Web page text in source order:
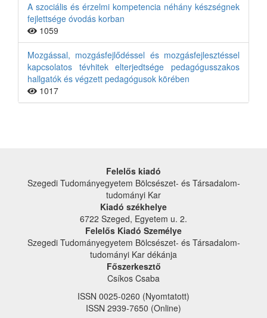
A szociális és érzelmi kompetencia néhány készségnek
fejlettsége óvodás korban
1059
Mozgással, mozgásfejlődéssel és mozgásfejlesztéssel
kapcsolatos tévhitek elterjedtsége pedagógusszakos
hallgatók és végzett pedagógusok körében
1017
Felelős kiadó
Szegedi Tudományegyetem Bölcsészet- és Társadalom­
tudományi Kar
Kiadó székhelye
6722 Szeged, Egyetem u. 2.
Felelős Kiadó Személye
Szegedi Tudományegyetem Bölcsészet- és Társadalom­
tudományi Kar dékánja
Főszerkesztő
Csíkos Csaba
ISSN 0025-0260 (Nyomtatott)
ISSN 2939-7650 (Online)